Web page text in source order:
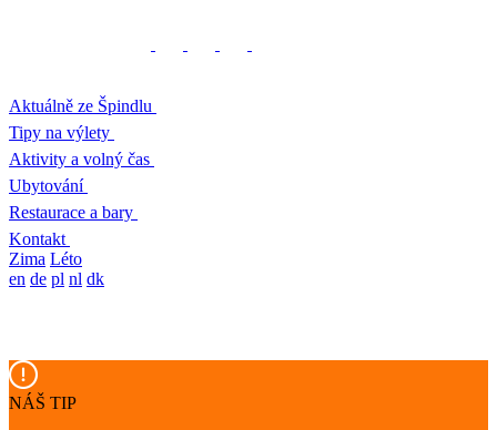
Aktuálně ze Špindlu
Tipy na výlety
Aktivity a volný čas
Ubytování
Restaurace a bary
Kontakt
Zima Léto
en de pl nl dk
NÁŠ TIP